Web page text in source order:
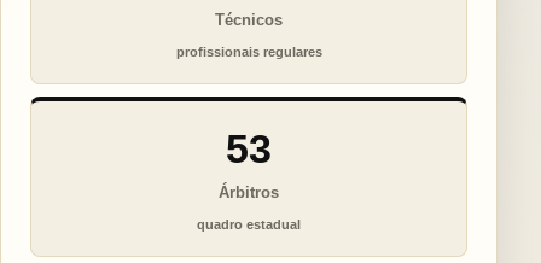
Técnicos
profissionais regulares
53
Árbitros
quadro estadual